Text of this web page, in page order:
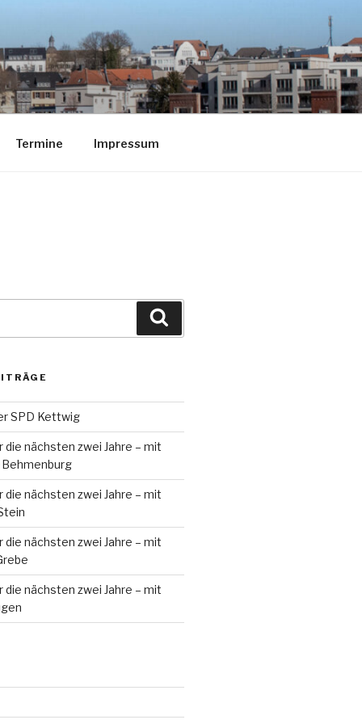
Termine Impressum
SPD Kettwig
die nächsten zwei Jahre – mit
die nächsten zwei Jahre – mit
die nächsten zwei Jahre – mit
die nächsten zwei Jahre – mit